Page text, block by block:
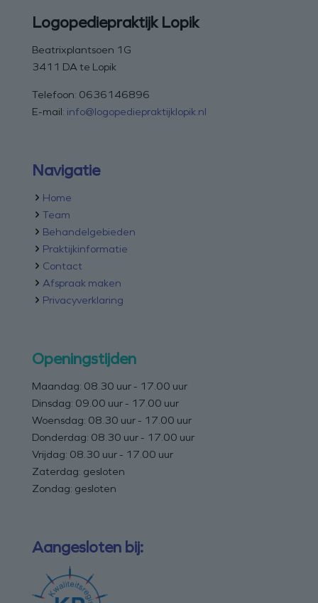
Logopediepraktijk Lopik
Beatrixplantsoen 1G
3411 DA te Lopik
Telefoon: 0636146896
E-mail: info@logopediepraktijklopik.nl
Navigatie
Home
Team
Behandelgebieden
Praktijkinformatie
Contact
Afspraak maken
Privacyverklaring
Openingstijden
Maandag: 08.30 uur - 17.00 uur
Dinsdag: 09.00 uur - 17.00 uur
Woensdag: 08.30 uur - 17.00 uur
Donderdag: 08.30 uur - 17.00 uur
Vrijdag: 08.30 uur - 17.00 uur
Zaterdag: gesloten
Zondag: gesloten
Aangesloten bij: